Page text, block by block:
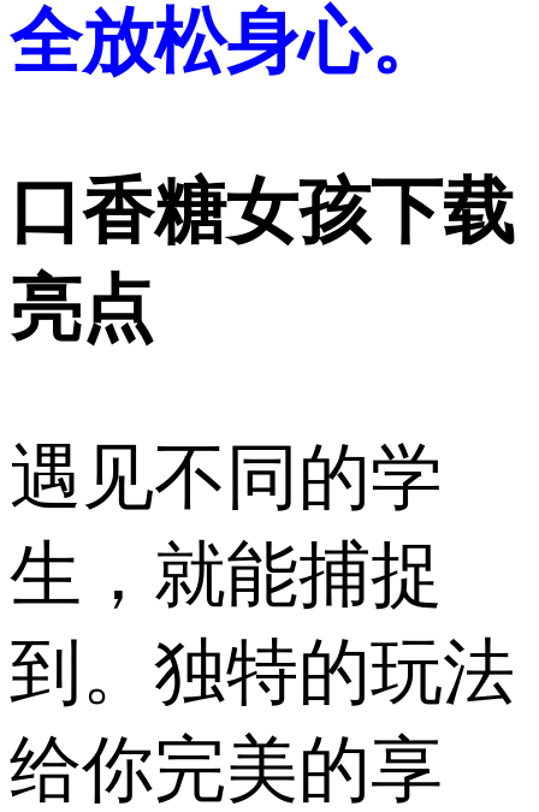
全放松身心。
口香糖女孩下载
亮点
遇见不同的学
生，就能捕捉
到。独特的玩法
给你完美的享